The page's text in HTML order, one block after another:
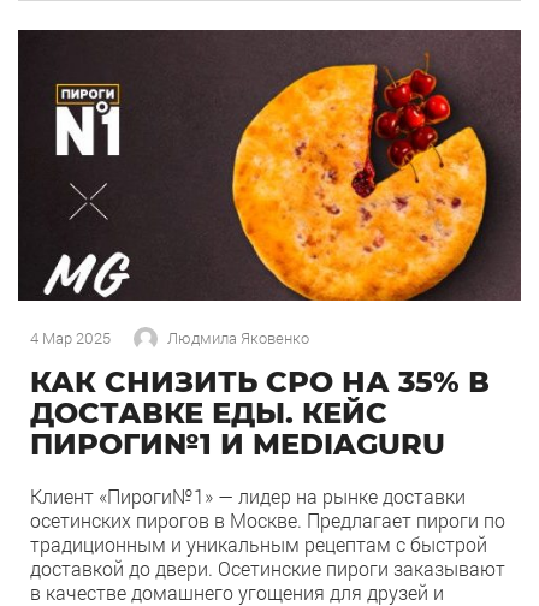
ключ» для создания уюта и повышения
производительности труда […]
4 Мар 2025 Людмила Яковенко
КАК СНИЗИТЬ СРО НА 35% В
ДОСТАВКЕ ЕДЫ. КЕЙС
ПИРОГИ№1 И MEDIAGURU
Клиент «Пироги№1» — лидер на рынке доставки
осетинских пирогов в Москве. Предлагает пироги по
традиционным и уникальным рецептам с быстрой
доставкой до двери. Осетинские пироги заказывают
в качестве домашнего угощения для друзей и